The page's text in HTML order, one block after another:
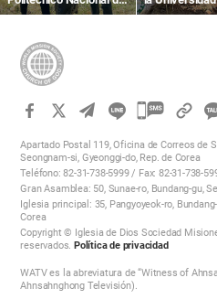
Kisumu, Kenia, limpian
Tecnológica
Apartado Postal 119, Oficina de Correos de
Seongnam-si, Gyeonggi-do, Rep. de Corea
Teléfono: 82-31-738-5999 / Fax: 82-31-738-
Gran Asamblea: 50, Sunae-ro, Bundang-gu,
Iglesia principal: 35, Pangyoyeok-ro,
Corea
Copyright © Iglesia de Dios Sociedad
reservados. Política de privacidad
WATV es la abreviatura de “Witness of
Ahnsahnghong Televisión).